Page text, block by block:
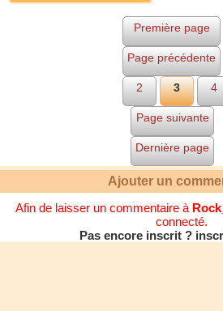
Première page
Page précédente
2 3 4
Page suivante
Dernière page
Ajouter un
Afin de laisser un commentaire à
connecté.
Pas encore inscrit ?